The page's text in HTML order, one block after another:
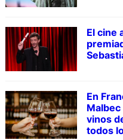
El cine
En
vinos
todos